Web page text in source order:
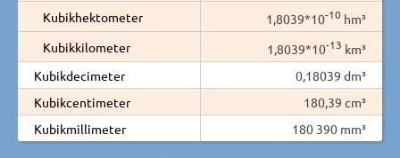
Kubikhektometer
1,8039*10-10 hm³
Kubikkilometer
1,8039*10-13 km³
Kubikdecimeter
0,18039 dm³
Kubikcentimeter
180,39 cm³
Kubikmillimeter
180 390 mm³